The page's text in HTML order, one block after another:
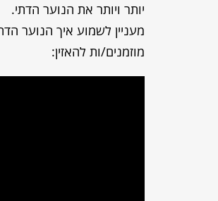
יותר ויותר את הנוער הדתי.
מעניין לשמוע איך הנוער
מוזמנים/ות להאזין: